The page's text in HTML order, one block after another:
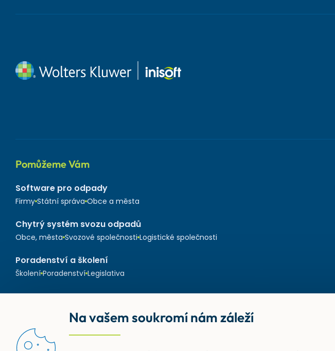
Pomůžeme Vám
Software pro odpady
Firmy Státní správa Obce a města
Chytrý systém svozu odpadů
Obce, města Svozové společnosti Logistické společnosti
Poradenství a školení
Školení Poradenství Legislativa
Na vašem soukromí nám záleží